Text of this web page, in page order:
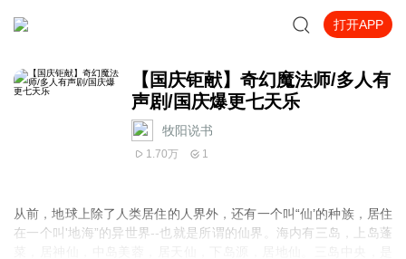
打开APP
【国庆钜献】奇幻魔法师/多人有
声剧/国庆爆更七天乐
牧阳说书
1.70万 1
从前，地球上除了人类居住的人界外，还有一个叫“仙’的种族，居住
在一个叫'地海”的异世界--也就是所谓的仙界。海内有三岛，上岛蓬